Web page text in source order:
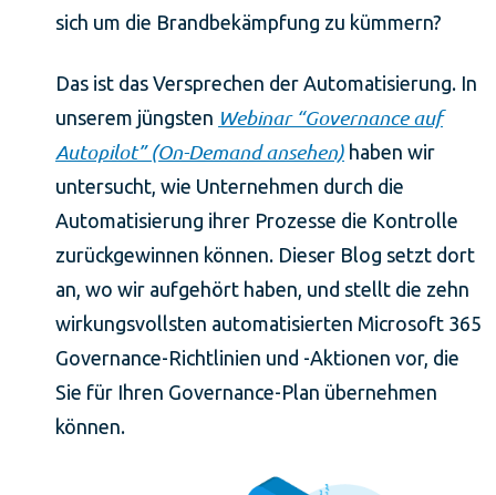
sich um die Brandbekämpfung zu kümmern?
Das ist das Versprechen der Automatisierung. In
unserem jüngsten Webinar “Governance auf
Autopilot” (On-Demand ansehen) haben wir
untersucht, wie Unternehmen durch die
Automatisierung ihrer Prozesse die Kontrolle
zurückgewinnen können. Dieser Blog setzt dort
an, wo wir aufgehört haben, und stellt die zehn
wirkungsvollsten automatisierten Microsoft 365
Governance-Richtlinien und -Aktionen vor, die
Sie für Ihren Governance-Plan übernehmen
können.